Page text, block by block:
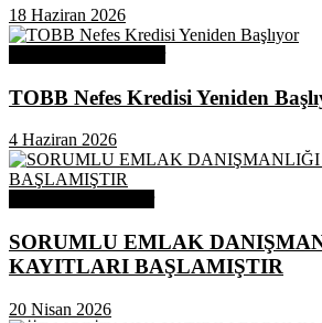
18 Haziran 2026
TOBB Nefes Kredisi Yeniden
4 Haziran 2026
SORUMLU EMLAK
KAYITLARI BAŞLAMIŞTIR
20 Nisan 2026